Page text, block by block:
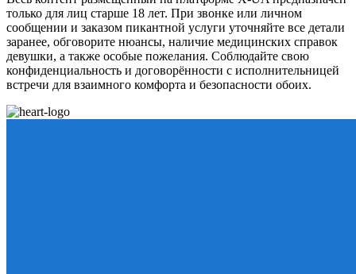
только для лиц старше 18 лет. При звонке или личном
сообщении и заказом пикантной услуги уточняйте все детали
заранее, обговорите нюансы, наличие медицинских справок
девушки, а также особые пожелания. Соблюдайте свою
конфиденциальность и договорённости с исполнительницей
встречи для взаимного комфорта и безопасности обоих.